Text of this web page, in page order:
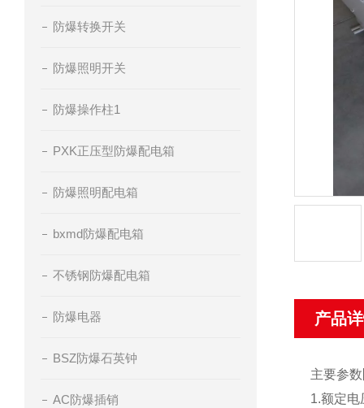
防爆转换开关
防爆照明开关
防爆操作柱1
PXK正压型防爆配电箱
防爆照明配电箱
bxmd防爆配电箱
不锈钢防爆配电箱
防爆电器
BSZ防爆石英钟
AC防爆插销
产品
主要参数
1.额定